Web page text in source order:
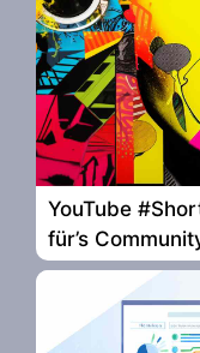
YouTube
für’s